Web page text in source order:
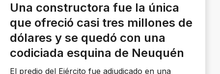
Una constructora fue la única
que ofreció casi tres millones de
dólares y se quedó con una
codiciada esquina de Neuquén
El predio del Ejército fue adjudicado en una